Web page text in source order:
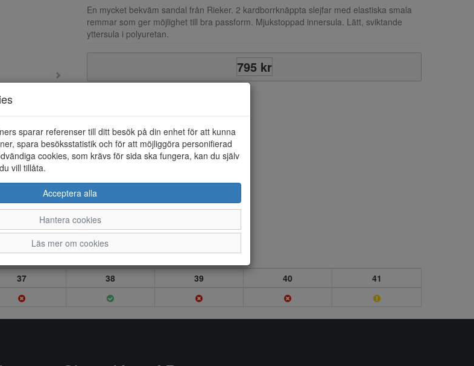
En mycket bekväm sandal från Rieker. 2 kardborrknäppta slejfar med elastiska smala
remmar som ger möjlighet till bra passform. Mjukstoppad innersula. Lätt, sviktande
yttersula i polyuretan.
795 kr
37 38 39 40
41
sparar referenser till ditt besök på din enhet för att kunna
spara besöksstatistik och för att möjliggöra personifierad
cookies, som krävs för sida ska fungera, kan du själv
vill tillåta.
Acceptera alla
Hantera cookies
Läs mer om cookies